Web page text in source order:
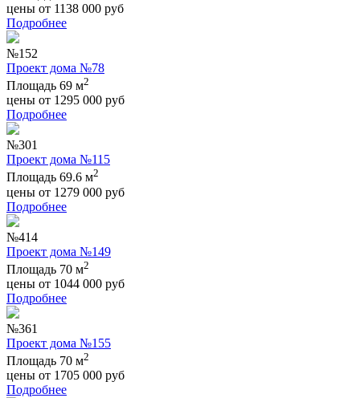
цены от 1138 000 руб
Подробнее
№152
Проект дома №78
Площадь 69 м2
цены от 1295 000 руб
Подробнее
№301
Проект дома №115
Площадь 69.6 м2
цены от 1279 000 руб
Подробнее
№414
Проект дома №149
Площадь 70 м2
цены от 1044 000 руб
Подробнее
№361
Проект дома №155
Площадь 70 м2
цены от 1705 000 руб
Подробнее